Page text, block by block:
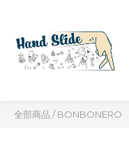
全部商品 /BONBONERO